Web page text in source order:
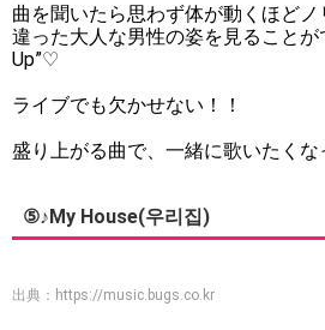
曲を聞いたら思わず体が動くほど
違った大人な男性の姿を見ることが
Up”♡
ライブでも欠かせない！！
盛り上がる曲で、一緒に歌いたく
⑤♪My House(우리집)
出典： https://music.bugs.co.kr